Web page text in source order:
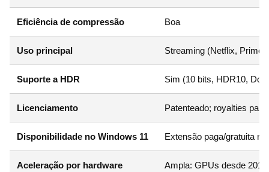
Eficiência de compressão Boa
Uso principal Streaming (Netflix, Prime
Suporte a HDR Sim (10 bits, HDR10,
Licenciamento Patenteado; royalties
Disponibilidade no Windows 11 Extensão paga/gratuita na
Aceleração por hardware Ampla: GPUs desde 2014